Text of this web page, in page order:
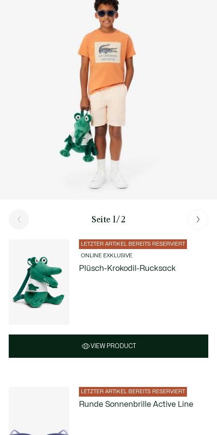
Seite 1/2
LETZTER ARTIKEL BEREITS RESERVIERT
ONLINE EXKLUSIVE
Plüsch-Krokodil-Rucksack
VIEW PRODUCT
LETZTER ARTIKEL BEREITS RESERVIERT
Runde Sonnenbrille Active Line